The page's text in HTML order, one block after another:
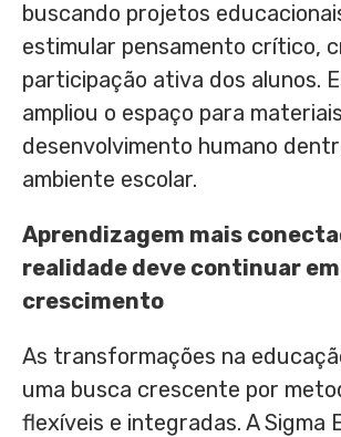
buscando projetos
estimular pensamento crítico,
participação ativa dos alunos.
ampliou o espaço para
desenvolvimento humano
ambiente escolar.
Aprendizagem mais
realidade deve continuar em
crescimento
As transformações na
uma busca crescente por
flexíveis e integradas. A Sigma